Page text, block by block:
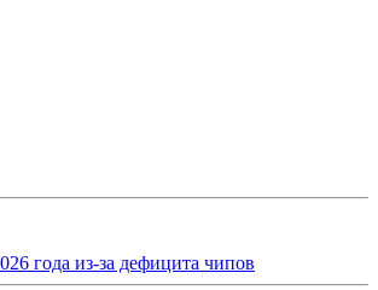
года из-за дефицита чипов